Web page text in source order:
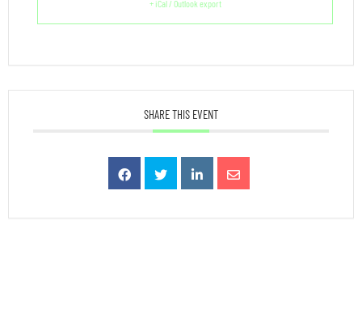
+ iCal / Outlook export
SHARE THIS EVENT